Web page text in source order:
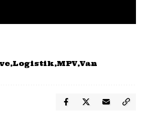
Logistik MPV Van